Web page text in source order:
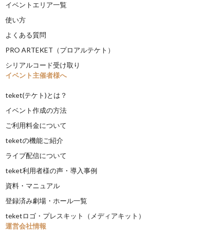
イベントエリア一覧
使い方
よくある質問
PRO ARTEKET（プロアルテケト）
シリアルコード受け取り
イベント主催者様へ
teket(テケト)とは？
イベント作成の方法
ご利用料金について
teketの機能ご紹介
ライブ配信について
teket利用者様の声・導入事例
資料・マニュアル
登録済み劇場・ホール一覧
teketロゴ・プレスキット（メディアキット）
運営会社情報